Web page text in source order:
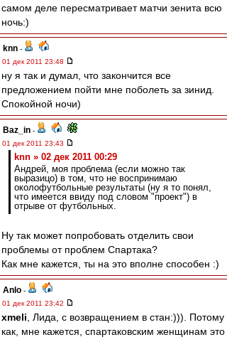
самом деле пересматривает матчи зенита всю
ночь:)
knn -
01 дек 2011 23:48
ну я так и думал, что закончится все
предложением пойти мне поболеть за зинид.
Спокойной ночи)
Baz_in -
01 дек 2011 23:43
knn » 02 дек 2011 00:29
Андрей, моя проблема (если можно так
выразицо) в том, что не воспринимаю
околофутбольные результаты (ну я то понял,
что имеется ввиду под словом "проект") в
отрыве от футбольных.
Ну так может попробовать отделить свои
проблемы от проблем Спартака?
Как мне кажется, ты на это вполне способен :)
Anlo -
01 дек 2011 23:42
xmeli , Лида, с возвращением в стан:))). Потому
как, мне кажется, спартаковским женщинам это